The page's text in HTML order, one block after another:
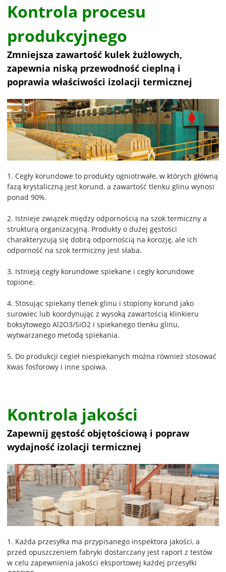
Kontrola procesu
produkcyjnego
Zmniejsza zawartość kulek żużlowych,
zapewnia niską przewodność cieplną i
poprawia właściwości izolacji termicznej
1. Cegły korundowe to produkty ogniotrwałe, w których główną
fazą krystaliczną jest korund, a zawartość tlenku glinu wynosi
ponad 90%.
2. Istnieje związek między odpornością na szok termiczny a
strukturą organizacyjną. Produkty o dużej gęstości
charakteryzują się dobrą odpornością na korozję, ale ich
odporność na szok termiczny jest słaba.
3. Istnieją cegły korundowe spiekane i cegły korundowe
topione.
4. Stosując spiekany tlenek glinu i stopiony korund jako
surowiec lub koordynując z wysoką zawartością klinkieru
boksytowego Al2O3/SiO2 i spiekanego tlenku glinu,
wytwarzanego metodą spiekania.
5. Do produkcji cegieł niespiekanych można również stosować
kwas fosforowy i inne spoiwa.
Kontrola jakości
Zapewnij gęstość objętościową i popraw
wydajność izolacji termicznej
1. Każda przesyłka ma przypisanego inspektora jakości, a
przed opuszczeniem fabryki dostarczany jest raport z testów
w celu zapewnienia jakości eksportowej każdej przesyłki